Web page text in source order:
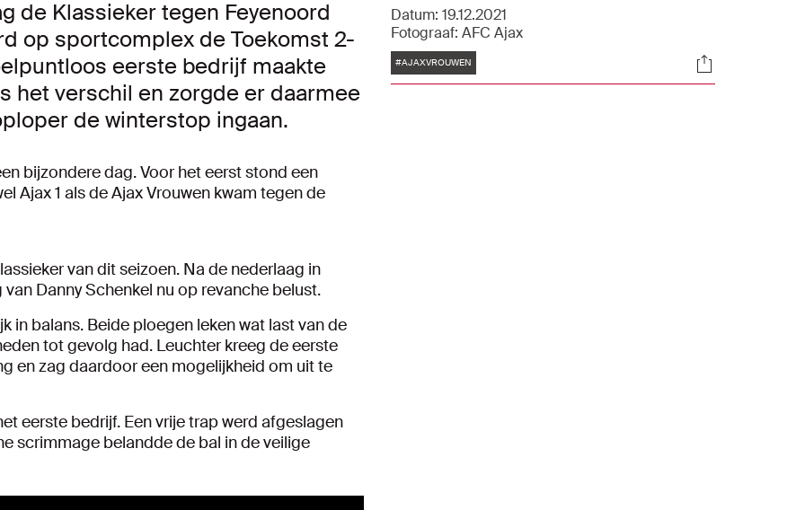
de Klassieker tegen Feyenoord
op sportcomplex de Toekomst 2-
eerste bedrijf maakte
het verschil en zorgde er daarmee
de winterstop ingaan.
Datum: 19.12.2021
Fotograaf: AFC Ajax
Tags
#AJAXVROUWEN Socials
bijzondere dag. Voor het eerst stond een
Ajax 1 als de Ajax Vrouwen kwam tegen de
van dit seizoen. Na de nederlaag in
Danny Schenkel nu op revanche belust.
in balans. Beide ploegen leken wat last van de
tot gevolg had. Leuchter kreeg de eerste
en zag daardoor een mogelijkheid om uit te
eerste bedrijf. Een vrije trap werd afgeslagen
scrimmage belandde de bal in de veilige